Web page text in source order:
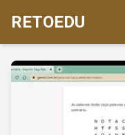
RETOEDU